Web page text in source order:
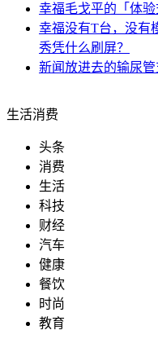
幸福毛戈平的「体
幸福没有T台，没有
秀凭什么刷屏？
新闻放进去的输尿管
生活消费
头条
消费
生活
科技
财经
汽车
健康
餐饮
时尚
教育